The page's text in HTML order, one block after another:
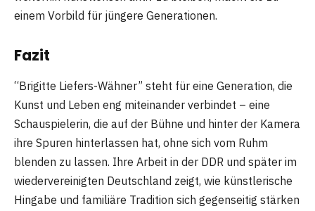
einem Vorbild für jüngere Generationen.
Fazit
“Brigitte Liefers-Wähner” steht für eine Generation, die
Kunst und Leben eng miteinander verbindet – eine
Schauspielerin, die auf der Bühne und hinter der Kamera
ihre Spuren hinterlassen hat, ohne sich vom Ruhm
blenden zu lassen. Ihre Arbeit in der DDR und später im
wiedervereinigten Deutschland zeigt, wie künstlerische
Hingabe und familiäre Tradition sich gegenseitig stärken